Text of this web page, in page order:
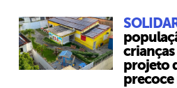
projeto
precoce